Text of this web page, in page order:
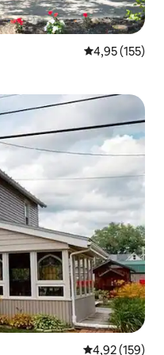
4,95 af 5 í
4,95 (155)
4,92 af 5 í
4,92 (159)